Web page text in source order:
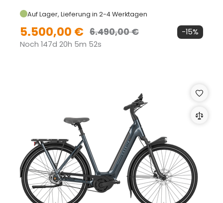
Auf Lager, Lieferung in 2-4 Werktagen
5.500,00 € 6.490,00 €
-15%
Noch 147d 20h 5m 51s